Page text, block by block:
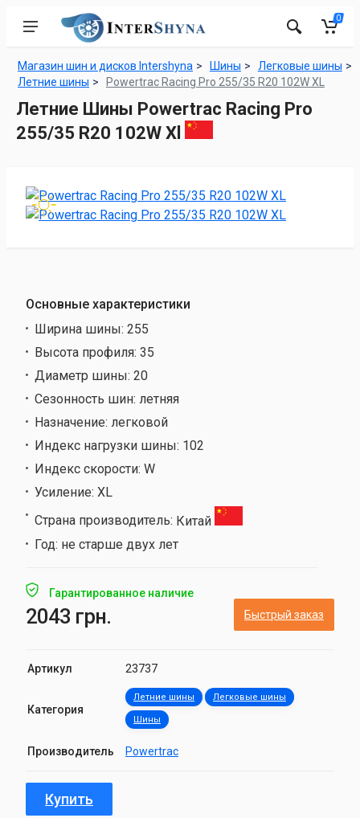
0
Магазин шин и дисков Intershyna Шины
Легковые шины
Летние шины
Powertrac Racing Pro 255/35 R20 102W XL
Летние Шины Powertrac Racing Pro
255/35 R20 102W Xl
Основные характеристики
Ширина шины: 255
Высота профиля: 35
Диаметр шины: 20
Сезонность шин: летняя
Назначение: легковой
Индекс нагрузки шины: 102
Индекс скорости: W
Усиление: XL
Страна производитель: Китай
Год: не старше двух лет
Гарантированное наличие
2043 грн. Быстрый заказ
Артикул 23737
Категория
Летние шины Легковые шины
Шины
Производитель Powertrac
Купить